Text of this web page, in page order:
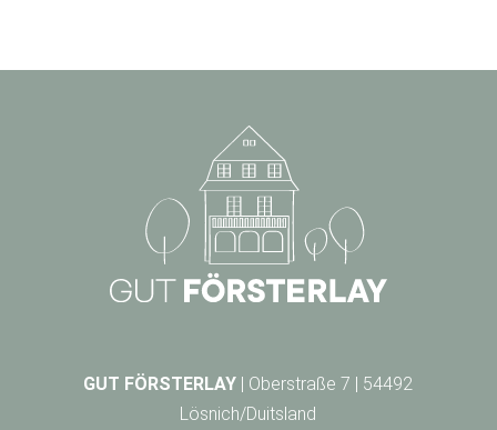
GUT FÖRSTERLAY | Oberstraße 7 | 54492
Lösnich/Duitsland